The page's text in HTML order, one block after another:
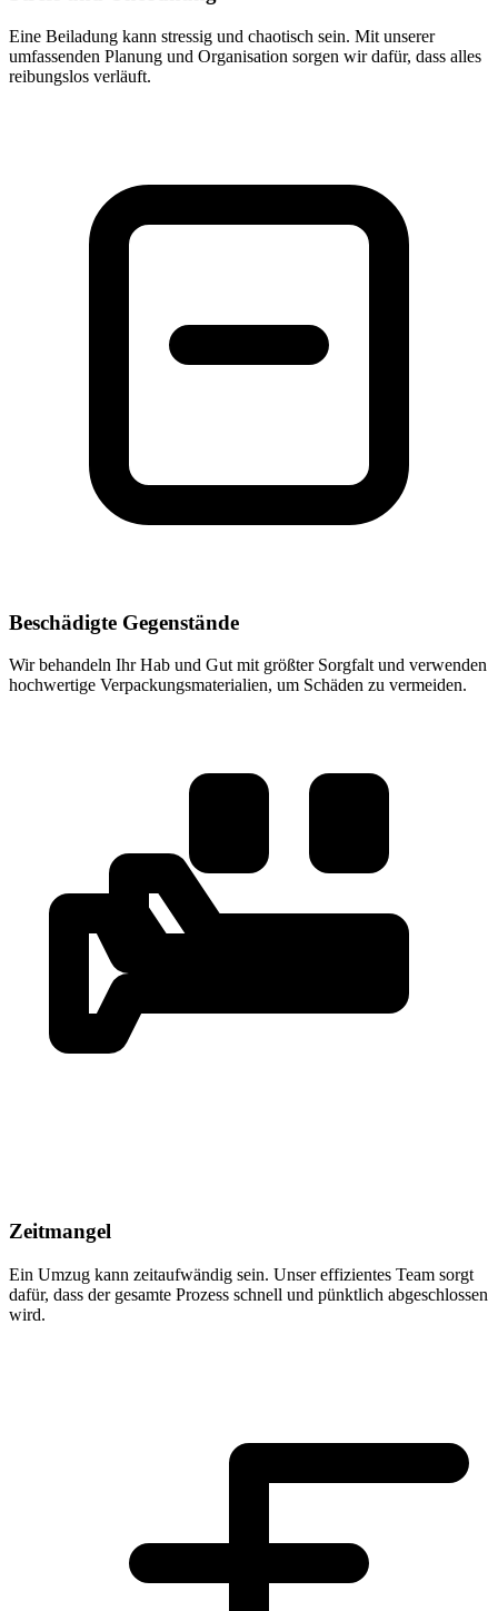
Eine Beiladung kann stressig und chaotisch sein. Mit unserer
umfassenden Planung und Organisation sorgen wir dafür, dass alles
reibungslos verläuft.
Beschädigte Gegenstände
Wir behandeln Ihr Hab und Gut mit größter Sorgfalt und verwenden
hochwertige Verpackungsmaterialien, um Schäden zu vermeiden.
Zeitmangel
Ein Umzug kann zeitaufwändig sein. Unser effizientes Team sorgt
dafür, dass der gesamte Prozess schnell und pünktlich abgeschlossen
wird.